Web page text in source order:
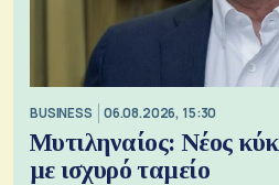
BUSINESS 06.08.2026, 15:30
Μυτιληναίος: Νέος
με ισχυρό ταμείο